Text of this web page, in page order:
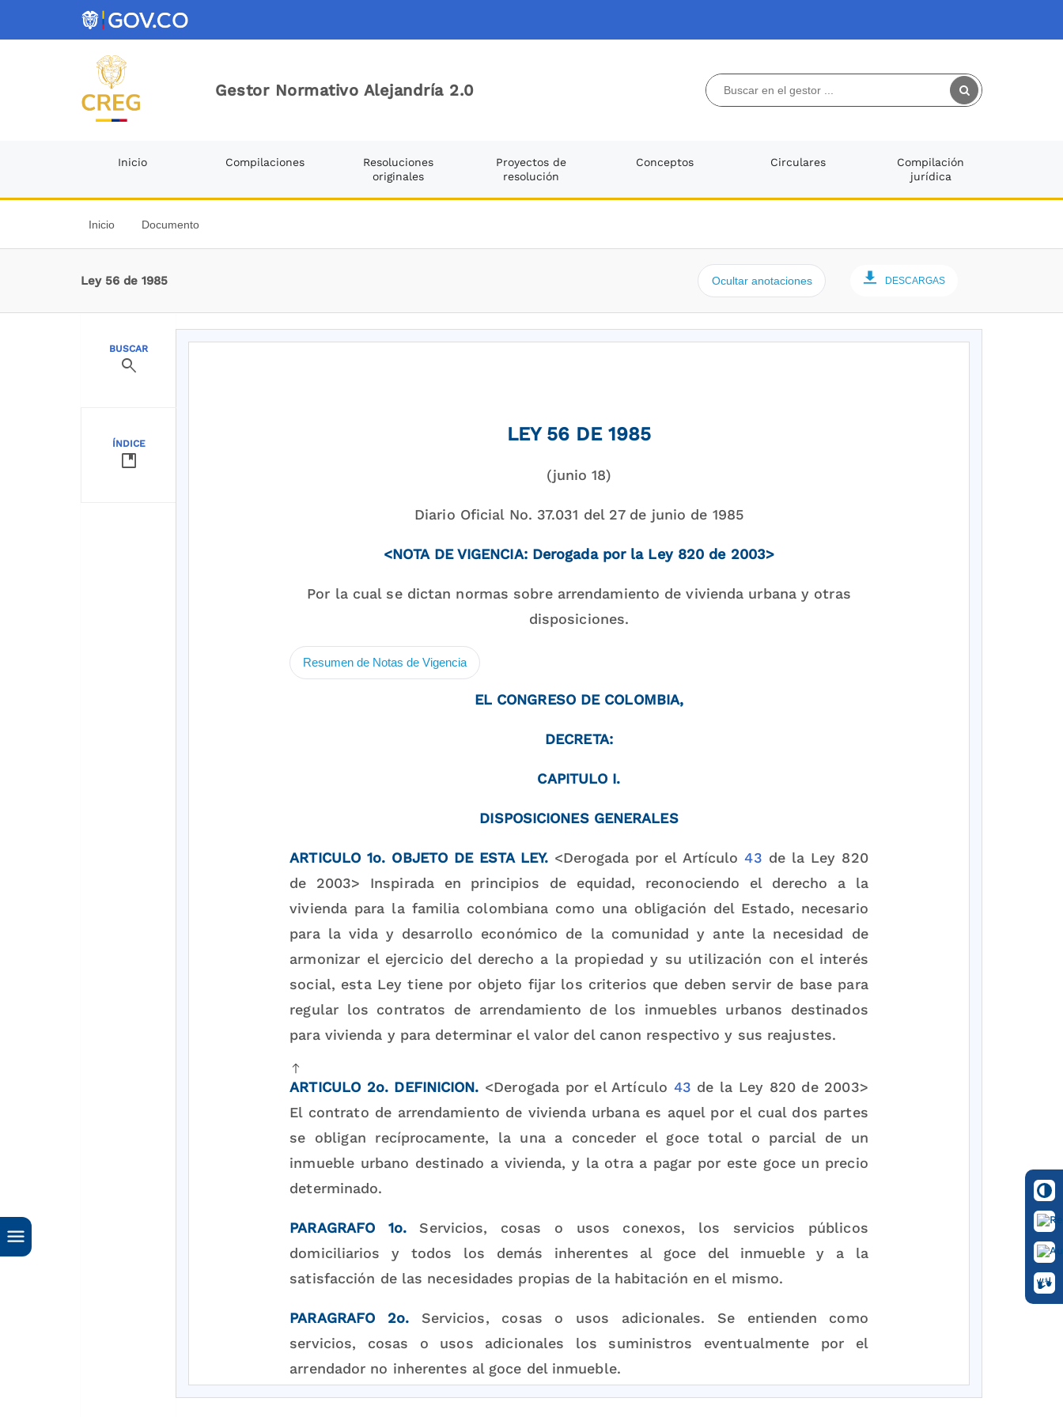
Gestor Normativo Alejandría 2.0
Inicio Compilaciones
Resoluciones
originales
Proyectos de
resolución
Conceptos Circulares
Compilación
jurídica
Inicio Documento
Ley 56 de 1985 Ocultar anotaciones DESCARGAS
BUSCAR
search
ÍNDICE
developer_guide
LEY 56 DE 1985
(junio 18)
Diario Oficial No. 37.031 del 27 de junio de 1985
<NOTA DE VIGENCIA: Derogada por la Ley 820 de 2003>
Por la cual se dictan normas sobre arrendamiento de vivienda urbana y otras
disposiciones.
Resumen de Notas de Vigencia
EL CONGRESO DE COLOMBIA,
DECRETA:
CAPITULO I.
DISPOSICIONES GENERALES
ARTICULO 1o. OBJETO DE ESTA LEY. <Derogada por el Artículo43 de la Ley 820
de 2003> Inspirada en principios de equidad, reconociendo el derecho a la
vivienda para la familia colombiana como una obligación del Estado, necesario
para la vida y desarrollo económico de la comunidad y ante la necesidad de
armonizar el ejercicio del derecho a la propiedad y su utilización con el interés
social, esta Ley tiene por objeto fijar los criterios que deben servir de base para
regular los contratos de arrendamiento de los inmuebles urbanos destinados
para vivienda y para determinar el valor del canon respectivo y sus reajustes.
ARTICULO 2o. DEFINICION. <Derogada por el Artículo 43 de la Ley 820 de 2003>
El contrato de arrendamiento de vivienda urbana es aquel por el cual dos partes
se obligan recíprocamente, la una a conceder el goce total o parcial de un
inmueble urbano destinado a vivienda, y la otra a pagar por este goce un precio
determinado.
PARAGRAFO 1o.Servicios, cosas o usos conexos, los servicios públicos
domiciliarios y todos los demás inherentes al goce del inmueble y a la
satisfacción de las necesidades propias de la habitación en el mismo.
PARAGRAFO 2o. Servicios, cosas o usos adicionales. Se entienden como
servicios, cosas o usos adicionales los suministros eventualmente por el
arrendador no inherentes al goce del inmueble.